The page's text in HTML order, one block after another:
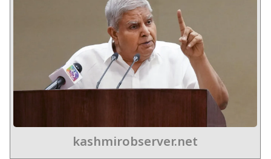
kashmirobserver.net